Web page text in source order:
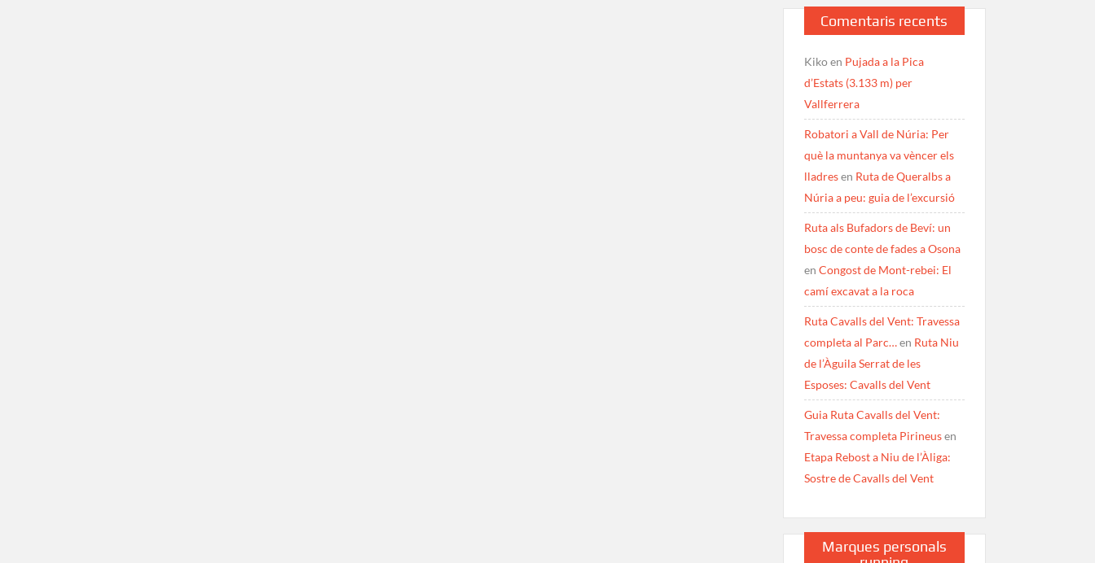
Comentaris recents
Kikoen Pujada a la Pica
d’Estats (3.133 m) per
Vallferrera
Robatori a Vall de Núria: Per
què la muntanya va vèncer els
lladresen Ruta de Queralbs a
Núria a peu: guia de l’excursió
Ruta als Bufadors de Beví: un
bosc de conte de fades a Osona
en Congost de Mont-rebei: El
camí excavat a la roca
Ruta Cavalls del Vent: Travessa
completa al Parc…en Ruta Niu
de l’Àguila Serrat de les
Esposes: Cavalls del Vent
Guia Ruta Cavalls del Vent:
Travessa completa Pirineusen
Etapa Rebost a Niu de l’Àliga:
Sostre de Cavalls del Vent
Marques personals